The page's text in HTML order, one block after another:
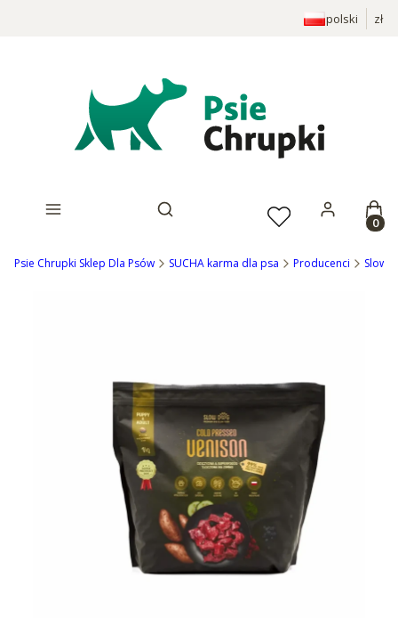
polski zł
Otwórz wyszukiwarkę
Psie Chrupki Sklep Dla Psów SUCHA karma dla psa Producenci Slow